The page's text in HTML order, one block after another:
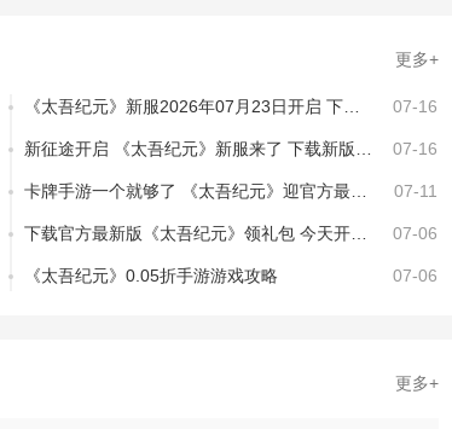
更多+
07-16
07-16
07-11
07-06
《太吾纪元》0.05折手游游戏攻略 07-06
更多+